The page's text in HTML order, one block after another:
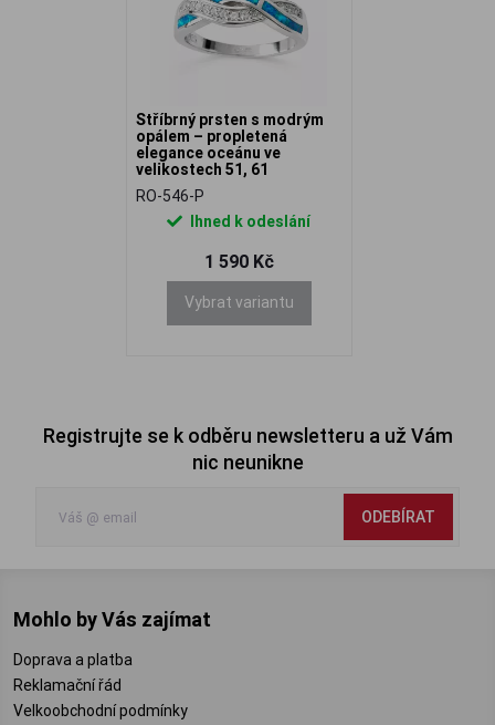
Stříbrný prsten s modrým
opálem – propletená
elegance oceánu ve
velikostech 51, 61
RO-546-P
Ihned k odeslání
1 590 Kč
Vybrat variantu
Registrujte se k odběru newsletteru a už Vám
nic neunikne
ODEBÍRAT
Mohlo by Vás zajímat
Doprava a platba
Reklamační řád
Velkoobchodní podmínky